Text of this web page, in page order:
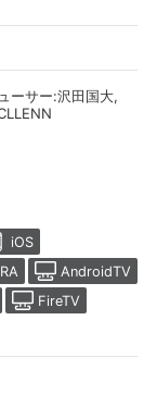
、パスワード 、クレ
更が可能です。
ーサー:沢田国大,
iOS
AndroidTV
FireTV